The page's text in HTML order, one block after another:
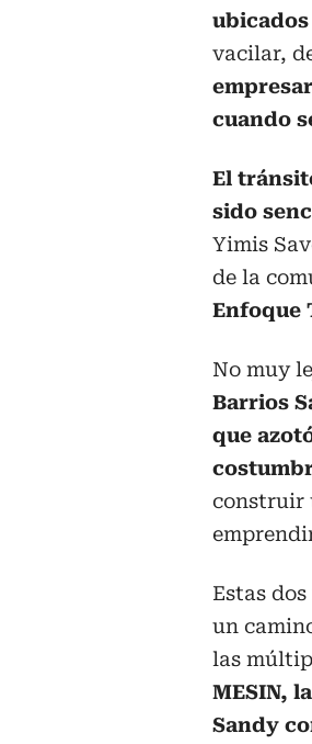
vacilar,
cuando
El
sido
Yimis
de la
Enfoque
No muy
Barrios
que
construir
Estas
un
las
MESIN,
Sandy